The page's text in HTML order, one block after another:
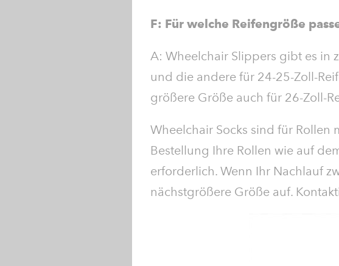
F: Für welche Reifengröße
A: Wheelchair Slippers gibt es in
und die andere für 24-25-Zoll-
größere Größe auch für 26-Zoll-
Wheelchair Socks sind für Rollen
Bestellung Ihre Rollen wie auf
erforderlich. Wenn Ihr Nachlauf
nächstgrößere Größe auf.